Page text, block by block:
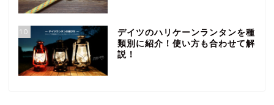
10
デイツのハリケーンランタンを種
類別に紹介！使い方も合わせて解
説！